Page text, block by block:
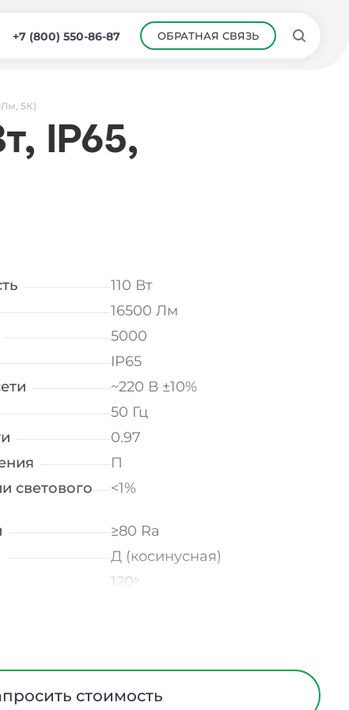
+7 (800) 550-86-87 ОБРАТНАЯ СВЯЗЬ
5К)
IP65,
110 Вт
16500 Лм
5000
IP65
~220 В ±10%
50 Гц
0.97
П
светового
<1%
≥80 Ra
Д (косинусная)
120ᵒ
стоимость